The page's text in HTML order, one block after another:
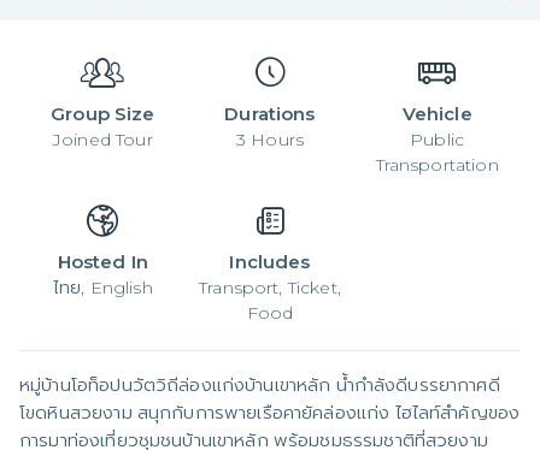
Group Size
Joined Tour
Durations
3 Hours
Vehicle
Public
Transportation
Hosted In
ไทย, English
Includes
Transport, Ticket,
Food
หมู่บ้านโอท็อปนวัตวิถีล่องแก่งบ้านเขาหลัก น้ำกำลังดีบรรยากาศดี
โขดหินสวยงาม สนุกกับการพายเรือคายัคล่องแก่ง ไฮไลท์สำคัญของ
การมาท่องเที่ยวชุมชนบ้านเขาหลัก พร้อมชมธรรมชาติที่สวยงาม